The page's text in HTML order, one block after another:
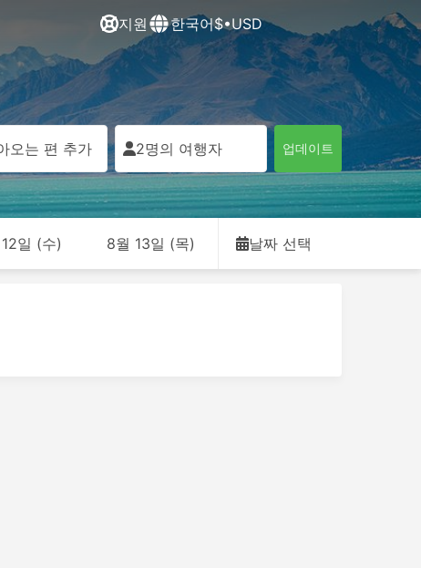
지원 한국어$•USD
오는 편 추가 2명의 여행자 업데이트
일 (수) 8월 13일 (목) 날짜 선택